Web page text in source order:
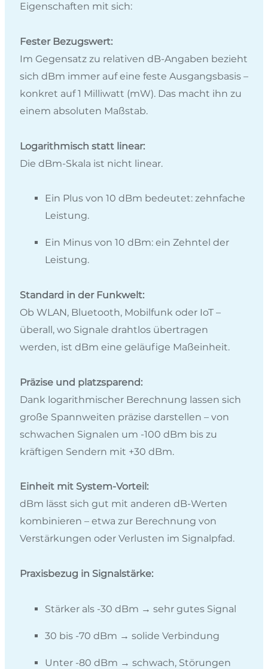
Eigenschaften mit sich:
Fester Bezugswert:
Im Gegensatz zu relativen dB-Angaben bezieht
sich dBm immer auf eine feste Ausgangsbasis –
konkret auf 1 Milliwatt (mW). Das macht ihn zu
einem absoluten Maßstab.
Logarithmisch statt linear:
Die dBm-Skala ist nicht linear.
Ein Plus von 10 dBm bedeutet: zehnfache
Leistung.
Ein Minus von 10 dBm: ein Zehntel der
Leistung.
Standard in der Funkwelt:
Ob WLAN, Bluetooth, Mobilfunk oder IoT –
überall, wo Signale drahtlos übertragen
werden, ist dBm eine geläufige Maßeinheit.
Präzise und platzsparend:
Dank logarithmischer Berechnung lassen sich
große Spannweiten präzise darstellen – von
schwachen Signalen um -100 dBm bis zu
kräftigen Sendern mit +30 dBm.
Einheit mit System-Vorteil:
dBm lässt sich gut mit anderen dB-Werten
kombinieren – etwa zur Berechnung von
Verstärkungen oder Verlusten im Signalpfad.
Praxisbezug in Signalstärke:
Stärker als -30 dBm → sehr gutes Signal
30 bis -70 dBm → solide Verbindung
Unter -80 dBm → schwach, Störungen